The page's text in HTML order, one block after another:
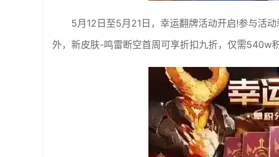
5月12日至5月21日，幸运翻牌活动开启!参与活
外，新皮肤-鸣雷断空首周可享折扣九折，仅需540w